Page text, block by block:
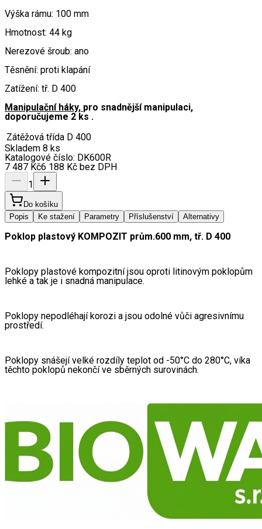
Výška rámu: 100 mm
Hmotnost: 44 kg
Nerezové šroub: ano
Těsnění: proti klapání
Zatížení: tř. D 400
Manipulační háky, pro snadnější manipulaci,
doporučujeme 2 ks .
Zátěžová třída D 400
Skladem 8 ks
Katalogové číslo: DK600R
7 487 Kč6 188 Kč bez DPH
1
Do košíku
Popis
Ke stažení Parametry Příslušenství Alternativy
Poklop plastový KOMPOZIT prům.600 mm, tř. D 400
Poklopy plastové kompozitní jsou oproti litinovým poklopům
lehké a tak je i snadná manipulace.
Poklopy nepodléhají korozi a jsou odolné vůči agresivnímu
prostředí.
Poklopy snášejí velké rozdíly teplot od -50°C do 280°C, víka
těchto poklopů nekončí ve sběrných surovinách.